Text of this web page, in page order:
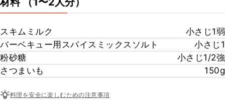
スキムミルク
小さじ1弱
バーベキュー用スパイスミックスソルト
小さじ1
粉砂糖
小さじ1/2強
さつまいも
150g
料理を安全に楽しむための注意事項